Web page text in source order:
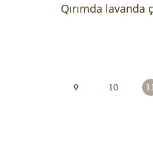
Qırımda lavanda
9 10